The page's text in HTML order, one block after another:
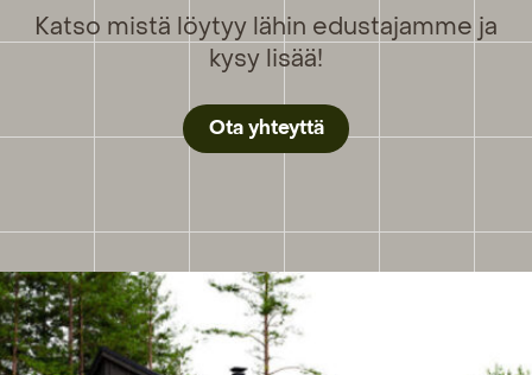
Katso mistä löytyy lähin edustajamme ja
kysy lisää!
Ota yhteyttä